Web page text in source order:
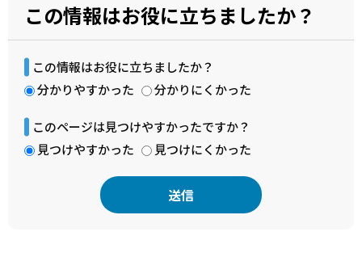
この情報はお役に立ちましたか？
この情報はお役に立ちましたか？
分かりやすかった
分かりにくかった
このページは見つけやすかったですか？
見つけやすかった
見つけにくかった